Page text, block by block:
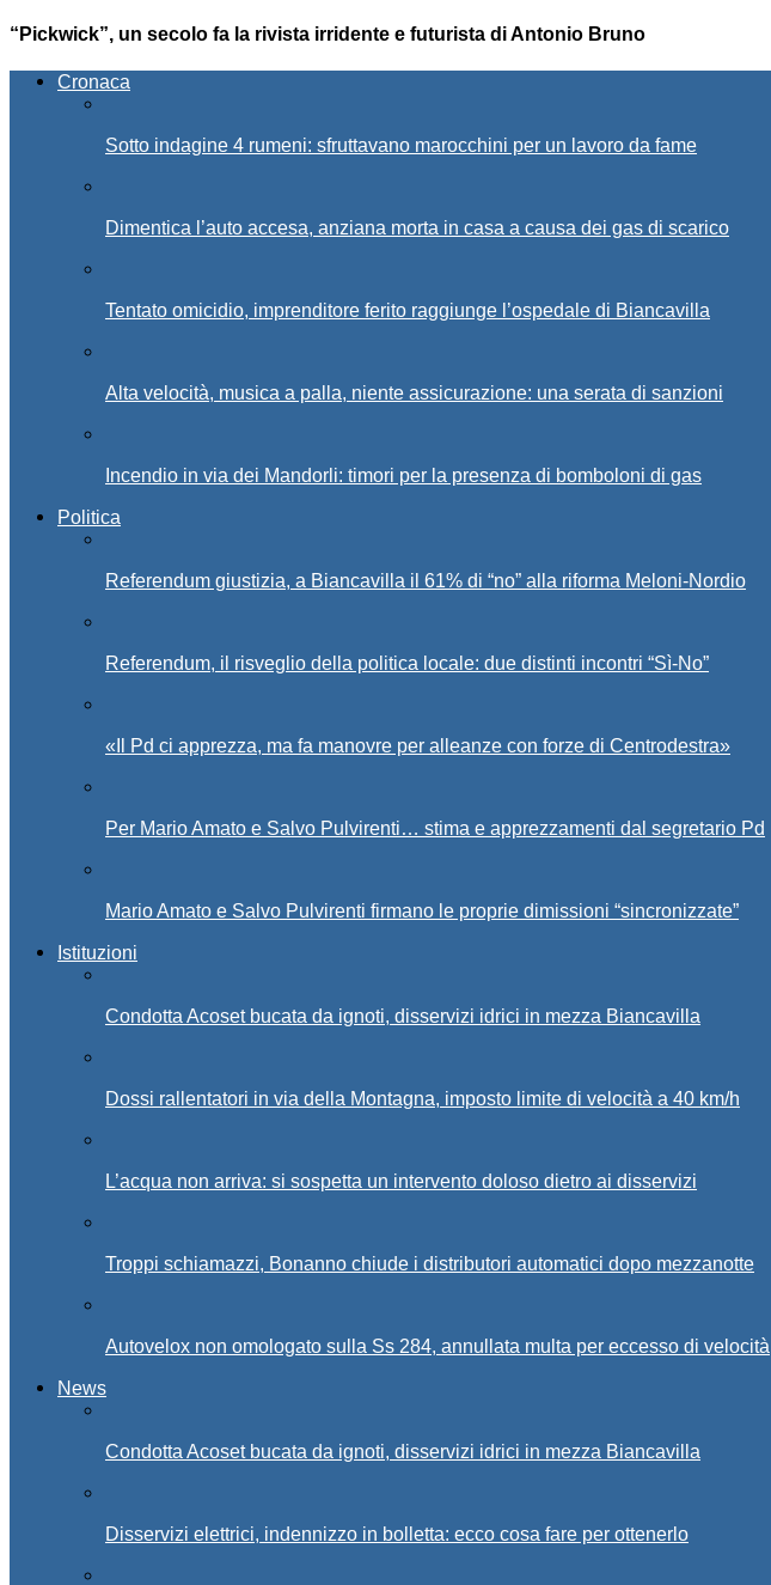
“Pickwick”, un secolo fa la rivista irridente e futurista di Antonio Bruno
Cronaca
Sotto indagine 4 rumeni: sfruttavano marocchini per un lavoro da fame
Dimentica l’auto accesa, anziana morta in casa a causa dei gas di scarico
Tentato omicidio, imprenditore ferito raggiunge l’ospedale di Biancavilla
Alta velocità, musica a palla, niente assicurazione: una serata di sanzioni
Incendio in via dei Mandorli: timori per la presenza di bomboloni di gas
Politica
Referendum giustizia, a Biancavilla il 61% di “no” alla riforma Meloni-Nordio
Referendum, il risveglio della politica locale: due distinti incontri “Sì-No”
«Il Pd ci apprezza, ma fa manovre per alleanze con forze di Centrodestra»
Per Mario Amato e Salvo Pulvirenti… stima e apprezzamenti dal segretario Pd
Mario Amato e Salvo Pulvirenti firmano le proprie dimissioni “sincronizzate”
Istituzioni
Condotta Acoset bucata da ignoti, disservizi idrici in mezza Biancavilla
Dossi rallentatori in via della Montagna, imposto limite di velocità a 40 km/h
L’acqua non arriva: si sospetta un intervento doloso dietro ai disservizi
Troppi schiamazzi, Bonanno chiude i distributori automatici dopo mezzanotte
Autovelox non omologato sulla Ss 284, annullata multa per eccesso di velocità
News
Condotta Acoset bucata da ignoti, disservizi idrici in mezza Biancavilla
Disservizi elettrici, indennizzo in bolletta: ecco cosa fare per ottenerlo